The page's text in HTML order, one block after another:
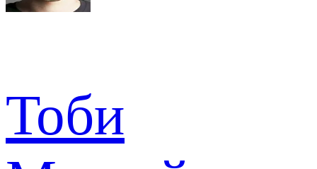
Тоби